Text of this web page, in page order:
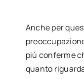
Anche per
più conferme
quanto